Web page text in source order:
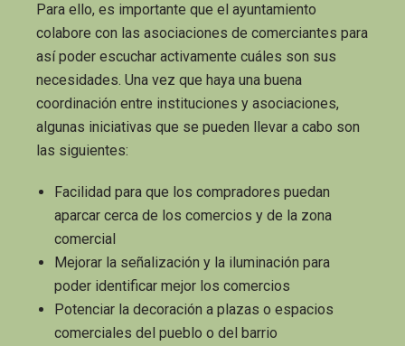
Para ello, es importante que el ayuntamiento
colabore con las asociaciones de comerciantes para
así poder escuchar activamente cuáles son sus
necesidades. Una vez que haya una buena
coordinación entre instituciones y asociaciones,
algunas iniciativas que se pueden llevar a cabo son
las siguientes:
Facilidad para que los compradores puedan
aparcar cerca de los comercios y de la zona
comercial
Mejorar la señalización y la iluminación para
poder identificar mejor los comercios
Potenciar la decoración a plazas o espacios
comerciales del pueblo o del barrio